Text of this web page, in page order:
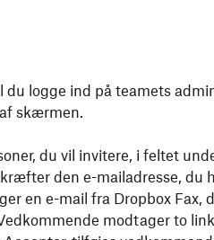
du logge ind på teamets
skærmen.
du vil invitere, i feltet
den e-mailadresse, du
en e-mail fra Dropbox Fax,
modtager to